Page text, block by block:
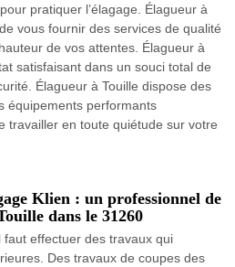
pratiquer l’élagage. Élagueur à
vous fournir des services de qualité
de vos attentes. Élagueur à
satisfaisant dans un souci total de
Élagueur à Touille dispose des
équipements performants
travailler en toute quiétude sur votre
Klien : un professionnel de
dans le 31260
effectuer des travaux qui
Des travaux de coupes des